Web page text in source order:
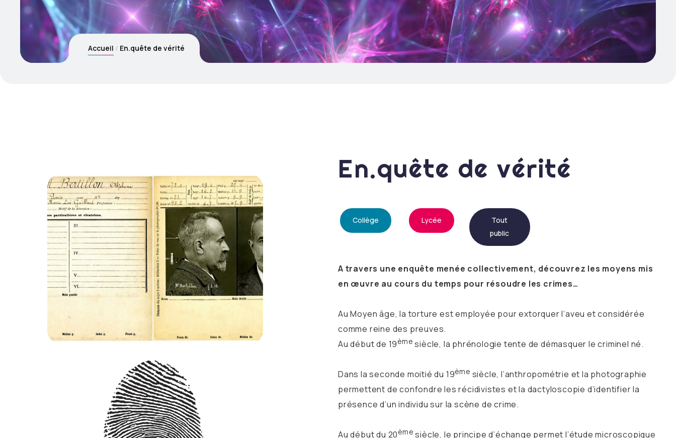
Accueil En.quête de vérité
En.quête de vérité
Collège Lycée
Tout
public
A travers une enquête menée collectivement, découvrez les moyens mis
en œuvre au cours du temps pour résoudre les crimes…
Au Moyen âge, la torture est employée pour extorquer l’aveu et considérée
comme reine des preuves.
Au début de 19ème siècle, la phrénologie tente de démasquer le criminel né.
Dans la seconde moitié du 19ème siècle, l’anthropométrie et la photographie
permettent de confondre les récidivistes et la dactyloscopie d’identifier la
présence d’un individu sur la scène de crime.
Au début du 20ème siècle, le principe d’échange permet l’étude microscopique